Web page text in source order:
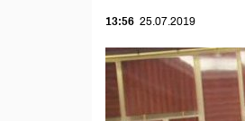
13:56 25.07.2019